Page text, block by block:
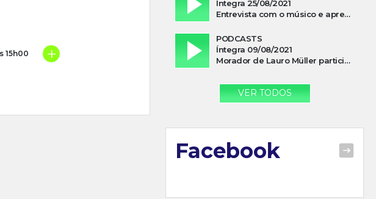
15h00 +
Íntegra 25/08/2021
Entrevista com o músico e apresentador, Lismael Ferrareis, no Cidade e Campo
PODCASTS
Íntegra 09/08/2021
Morador de Lauro Müller participa de motociata em apoio a Bolsonaro
VER TODOS
Facebook